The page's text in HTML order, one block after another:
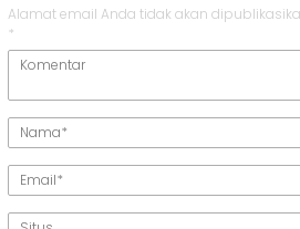
Alamat email Anda tidak akan
*